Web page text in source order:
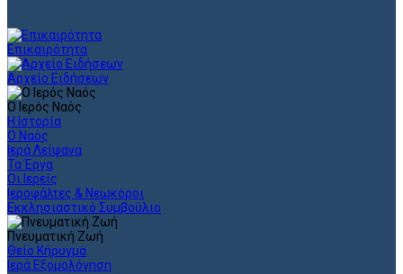
Επικαιρότητα
Αρχείο Ειδήσεων
Ο Ιερός Ναός
Η Ιστορία
Ο Ναός
Ιερά Λείψανα
Τα Έργα
Οι Ιερείς
Ιεροψάλτες & Νεωκόροι
Εκκλησιαστικό Συμβούλιο
Πνευματική Ζωή
Θείο Κήρυγμα
Ιερά Εξομολόγηση